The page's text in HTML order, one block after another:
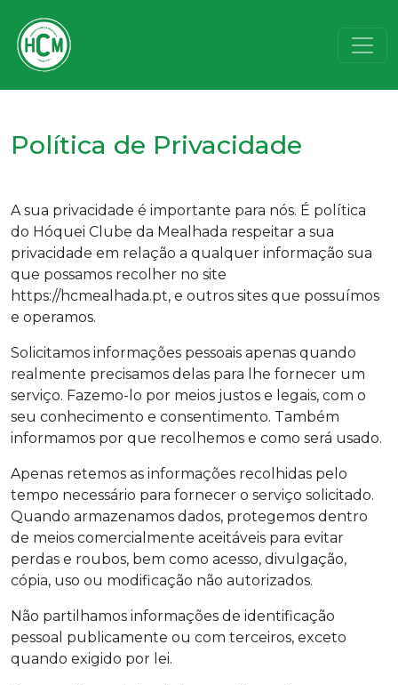
Política de Privacidade
A sua privacidade é importante para nós. É política
do Hóquei Clube da Mealhada respeitar a sua
privacidade em relação a qualquer informação sua
que possamos recolher no site
https://hcmealhada.pt, e outros sites que possuímos
e operamos.
Solicitamos informações pessoais apenas quando
realmente precisamos delas para lhe fornecer um
serviço. Fazemo-lo por meios justos e legais, com o
seu conhecimento e consentimento. Também
informamos por que recolhemos e como será usado.
Apenas retemos as informações recolhidas pelo
tempo necessário para fornecer o serviço solicitado.
Quando armazenamos dados, protegemos dentro
de meios comercialmente aceitáveis para evitar
perdas e roubos, bem como acesso, divulgação,
cópia, uso ou modificação não autorizados.
Não partilhamos informações de identificação
pessoal publicamente ou com terceiros, exceto
quando exigido por lei.